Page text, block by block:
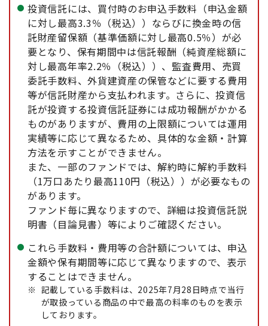
投資信託には、買付時のお申込手数料（申込金額
に対し最高3.3％（税込））ならびに換金時の信
託財産留保額（基準価額に対し最高0.5％）が必
要となり、保有期間中は信託報酬（純資産総額に
対し最高年率2.2％（税込））、監査費用、売買
委託手数料、外貨建資産の保管などに要する費用
等が信託財産から支払われます。さらに、投資信
託が投資する投資信託証券には成功報酬がかかる
ものがありますが、費用の上限額については運用
実績等に応じて異なるため、具体的な金額・計算
方法を示すことができません。
また、一部のファンドでは、解約時に解約手数料
（1万口あたり最高110円（税込））が必要なもの
があります。
ファンド毎に異なりますので、詳細は投資信託説
明書（目論見書）等によりご確認ください。
これら手数料・費用等の合計額については、申込
金額や保有期間等に応じて異なりますので、表示
することはできません。
※ 記載している手数料は、2025年7月28日時点で当行
が取扱っている商品の中で最高の料率のものを表示
しております。